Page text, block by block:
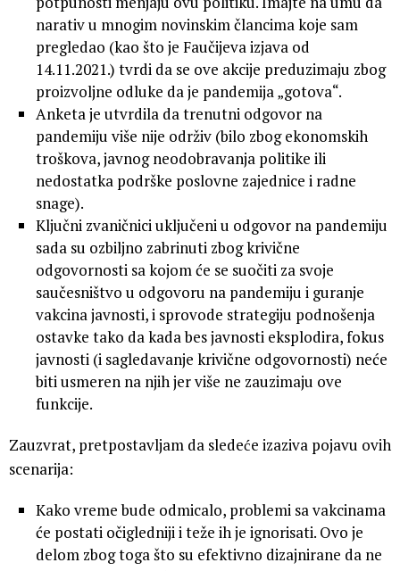
narativ u mnogim novinskim člancima koje sam
pregledao (kao što je Faučijeva izjava od
14.11.2021.) tvrdi da se ove akcije preduzimaju zbog
proizvoljne odluke da je pandemija „gotova“.
Anketa je utvrdila da trenutni odgovor na
pandemiju više nije održiv (bilo zbog ekonomskih
troškova, javnog neodobravanja politike ili
nedostatka podrške poslovne zajednice i radne
snage).
Ključni zvaničnici uključeni u odgovor na pandemiju
sada su ozbiljno zabrinuti zbog krivične
odgovornosti sa kojom će se suočiti za svoje
saučesništvo u odgovoru na pandemiju i guranje
vakcina javnosti, i sprovode strategiju podnošenja
ostavke tako da kada bes javnosti eksplodira, fokus
javnosti (i sagledavanje krivične odgovornosti) neće
biti usmeren na njih jer više ne zauzimaju ove
funkcije.
Zauzvrat, pretpostavljam da sledeće izaziva pojavu ovih
scenarija:
Kako vreme bude odmicalo, problemi sa vakcinama
će postati očigledniji i teže ih je ignorisati. Ovo je
delom zbog toga što su efektivno dizajnirane da ne